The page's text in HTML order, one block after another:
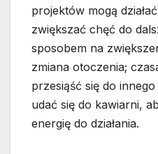
projektów mogą
zwiększać chęć do
sposobem na
zmiana otoczenia;
przesiąść się do
udać się do kawiarni,
energię do działania.